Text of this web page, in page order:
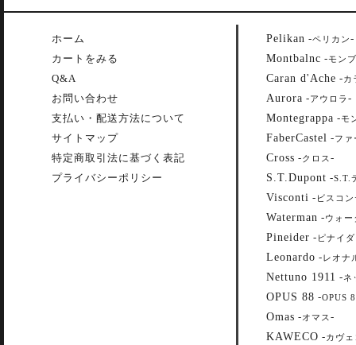
ホーム
カートをみる
Q&A
お問い合わせ
支払い・配送方法について
サイトマップ
特定商取引法に基づく表記
プライバシーポリシー
Pelikan -ペリカン-
Montbalnc -モン
Caran d'Ache -カ
Aurora -アウロラ -
Montegrappa -モ
FaberCastel -ファ
Cross -クロス -
S.T.Dupont -S.T.
Visconti - ビスコ
Waterman -ウォー
Pineider - ピナイ
Leonardo -レオナ
Nettuno 1911 -ネ
OPUS 88 -OPUS
Omas -オマス -
KAWECO -カヴェ